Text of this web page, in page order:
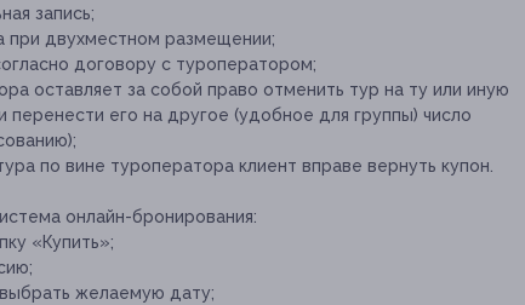
запись;
при двухместном размещении;
договору с туроператором;
оставляет за собой право отменить тур на ту или иную
перенести его на другое (удобное для группы) число
по вине туроператора клиент вправе вернуть купон.
онлайн-бронирования:
«Купить»;
желаемую дату;